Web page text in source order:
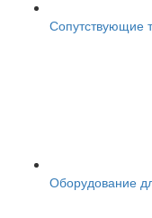
Сопутствующие
Оборудование